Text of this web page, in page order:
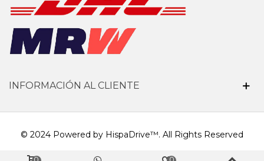
INFORMACIÓN AL CLIENTE
© 2024 Powered by HispaDrive™. All Rights Reserved